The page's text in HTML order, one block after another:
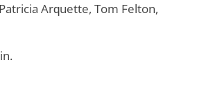
Arquette, Tom Felton,